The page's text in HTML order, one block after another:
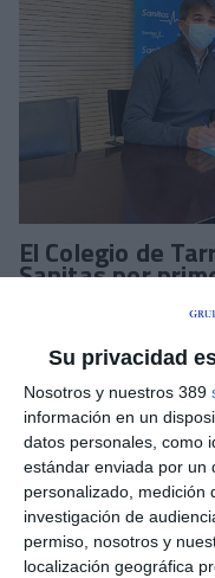
Su privacidad
Nosotros y nuestros 389
información en un
datos personales, como
estándar enviada por un
personalizado, medición
investigación de
permiso, nosotros y
localización geográfica
El Colegio de
Sanitas por
Colegio de
el Colegio supone un
posicionarse entre los
con compañías líderes
mejor de las
personal.
El convenio se selló
Mestre, y el director
se sentaron las bases
diferentes acciones que